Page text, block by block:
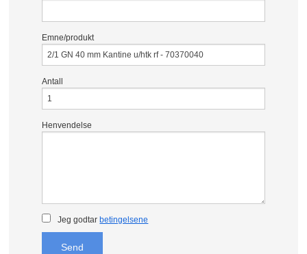
Emne/produkt
Antall
Henvendelse
Jeg godtar betingelsene
Send